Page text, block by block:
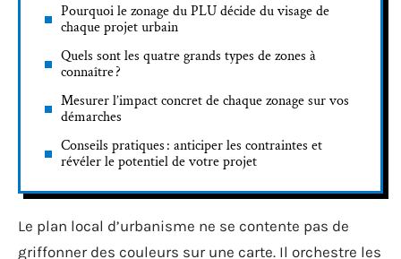
Pourquoi le zonage du PLU décide du visage de
chaque projet urbain
Quels sont les quatre grands types de zones à
connaître ?
Mesurer l’impact concret de chaque zonage sur vos
démarches
Conseils pratiques : anticiper les contraintes et
révéler le potentiel de votre projet
Le plan local d’urbanisme ne se contente pas de
griffonner des couleurs sur une carte. Il orchestre les